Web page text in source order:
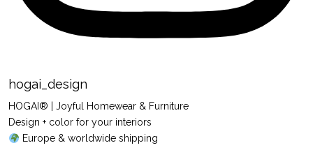
hogai_design
HOGAI® | Joyful Homewear & Furniture
Design + color for your interiors
Europe & worldwide shipping